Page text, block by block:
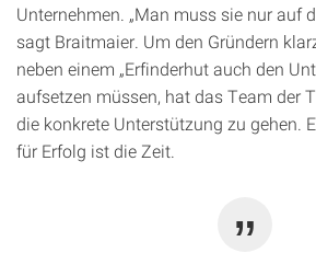
Unternehmen. „Man muss sie nur auf
sagt Braitmaier. Um den Gründern
neben einem „Erfinderhut auch den
aufsetzen müssen, hat das Team der
die konkrete Unterstützung zu gehen.
für Erfolg ist die Zeit.